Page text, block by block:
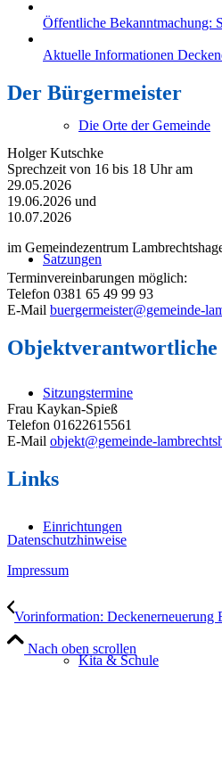
Die Orte der Gemeinde
Satzungen
Sitzungstermine
Einrichtungen
Kita & Schule
Öffentliche Bekanntmachung:
Aktuelle Informationen
Der Bürgermeister
Holger Kutschke
Sprechzeit von 16 bis 18 Uhr am
29.05.2026
19.06.2026 und
10.07.2026
im Gemeindezentrum
Terminvereinbarungen möglich:
Telefon 0381 65 49 99 93
E-Mail buergermeister@gemeinde-
Objektverantwortliche
Frau Kaykan-Spieß
Telefon 01622615561
E-Mail objekt@gemeinde-
Links
Datenschutzhinweise
Impressum
Vorinformation: Deckenerneuerung
Nach oben scrollen